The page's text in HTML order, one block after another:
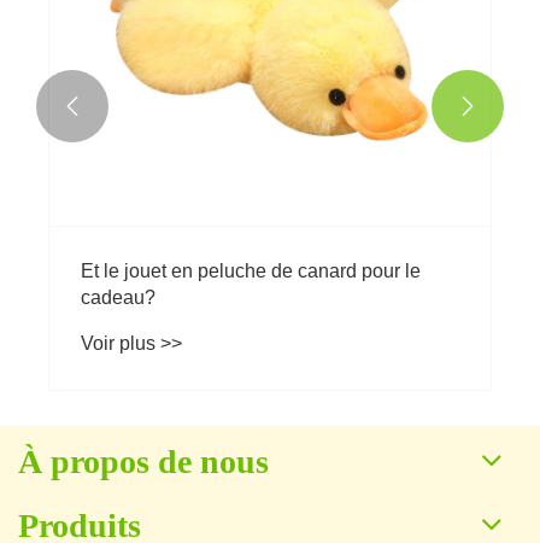
Et le jouet en peluche de canard pour le
cadeau?
Voir plus >>
 
À propos de nous
Produits